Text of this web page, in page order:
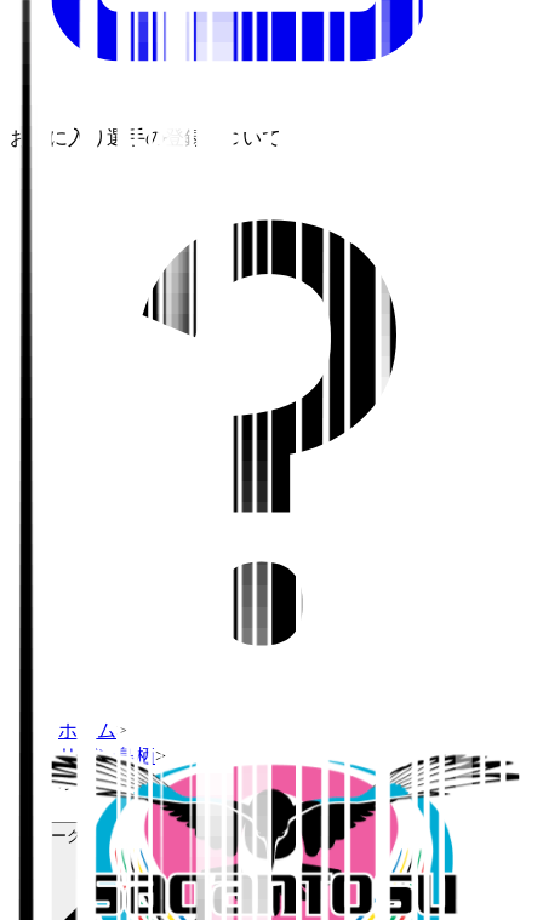
お気に入り選手の登録について
ホーム >
サガン鳥栖>
水巻 時飛
Ｊリーグ公式サービス